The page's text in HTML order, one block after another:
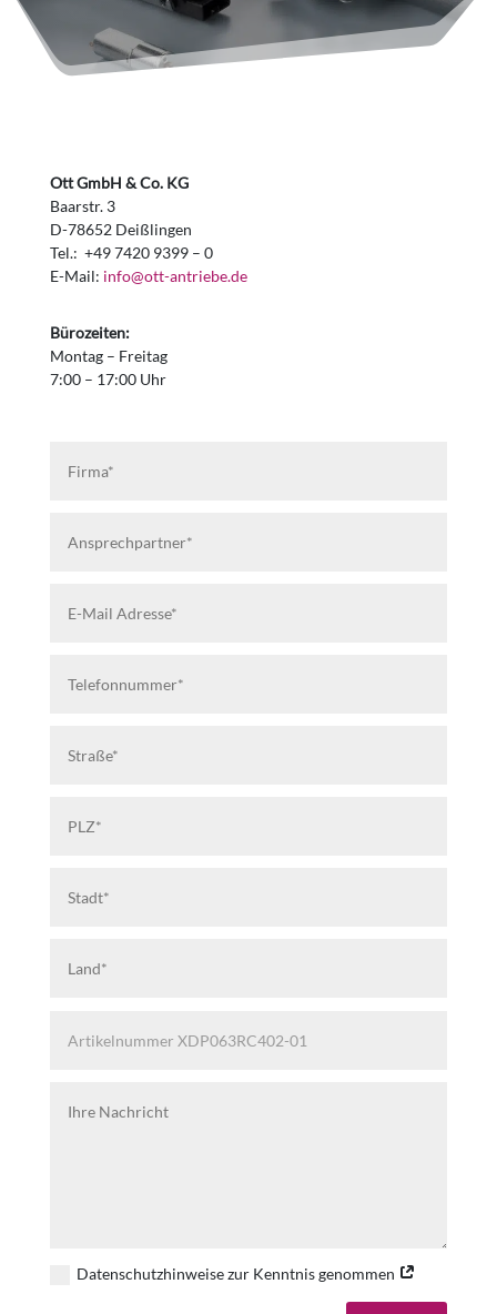
Ott GmbH & Co. KG
Baarstr. 3
D-78652 Deißlingen
Tel.: +49 7420 9399 – 0
E-Mail: info@ott-antriebe.de
Bürozeiten:
Montag – Freitag
7:00 – 17:00 Uhr
Datenschutzhinweise zur Kenntnis genommen